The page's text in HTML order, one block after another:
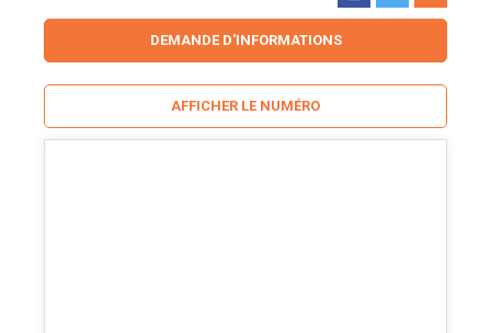
DEMANDE D'INFORMATIONS
AFFICHER LE NUMÉRO